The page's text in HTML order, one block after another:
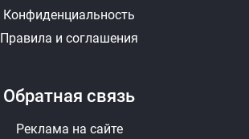
Конфиденциальность
Правила и соглашения
Обратная связь
Реклама на сайте